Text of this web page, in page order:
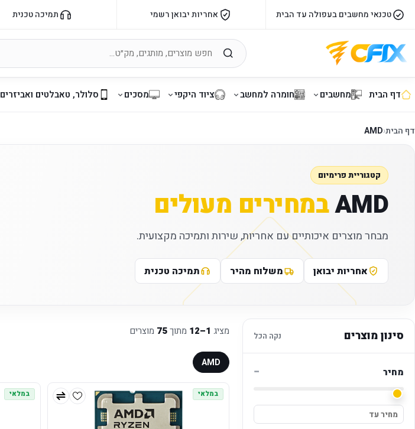
טכנאי מחשבים בעפולה עד הבית אחריות יבואן רשמי תמיכה טכנית
דף הבית מחשבים חומרה למחשב ציוד היקפי מסכים סלולר, טאבלטים ואביזרים
דף הבית‹
AMD
קטגוריית פרימיום
AMDבמחירים מעולים
מבחר מוצרים איכותיים עם אחריות, שירות ותמיכה מקצועית.
אחריות יבואן משלוח מהיר תמיכה טכנית
סינון מוצרים נקה הכל
מחיר −
מציג 1–12 מתוך75 מוצרים
AMD
במלאי במלאי